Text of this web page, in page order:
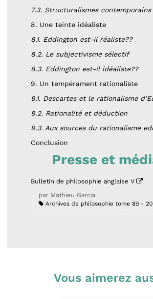
7.3. Structuralismes contemporains
8. Une teinte idéaliste
8.1. Eddington est-il réaliste??
8.2. Le subjectivisme sélectif
8.3. Eddington est-il idéaliste??
9. Un tempérament rationaliste
9.1. Descartes et le rationalisme
9.2. Rationalité et déduction
9.3. Aux sources du rationalisme
Conclusion
Presse et
Bulletin de philosophie anglaise V
par Mathieu Garcia
Archives de philosophie tome 89
Vous aimerez